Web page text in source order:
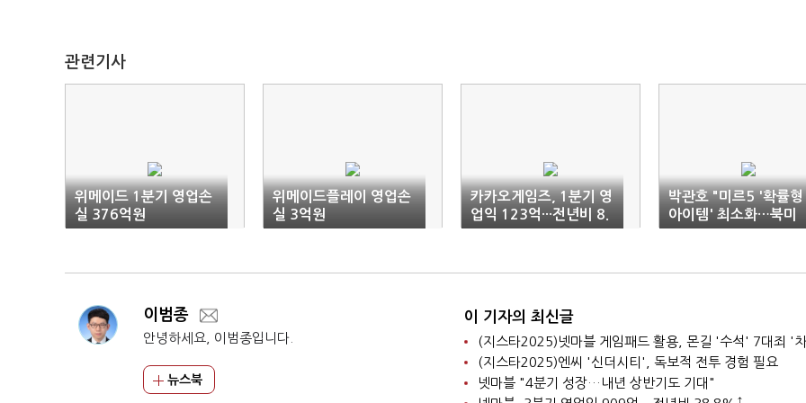
관련기사
위메이드 1분기 영업손
실 376억원
위메이드플레이 영업손
실 3억원
카카오게임즈, 1분기 영
업익 123억···전년비 8.
1%↑
박관호 "미르5 '확률형
아이템' 최소화…북미
성공이 목표"
이범종
안녕하세요, 이범종입니다.
뉴스북
이 기자의 최신글
(지스타2025)넷마블 게임패드 활용, 몬길 '수석' 7대죄 '
(지스타2025)엔씨 '신더시티', 독보적 전투 경험 필요
넷마블 "4분기 성장…내년 상반기도 기대"